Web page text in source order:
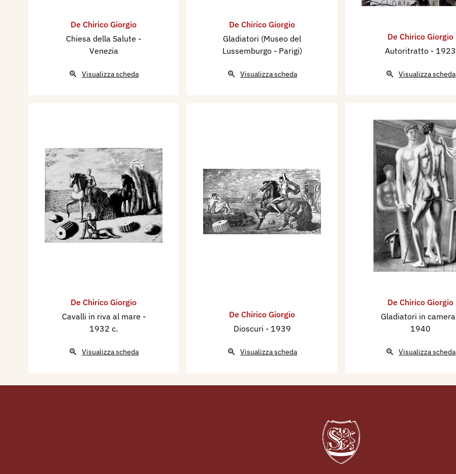
De Chirico Giorgio
Chiesa della Salute -
Venezia
Visualizza scheda
De Chirico Giorgio
Gladiatori (Museo del
Lussemburgo - Parigi)
Visualizza scheda
De Chirico Giorgio
Autoritratto - 1923
Visualizza scheda
De Chirico Giorgio
Cavalli in riva al mare -
1932 c.
Visualizza scheda
De Chirico Giorgio
Dioscuri - 1939
Visualizza scheda
De Chirico Giorgio
Gladiatori in camera
1940
Visualizza scheda